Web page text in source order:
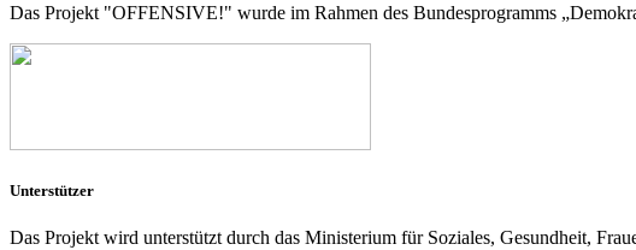
Das Projekt "OFFENSIVE!" wurde im Rahmen des Bundesprogramms
Unterstützer
Das Projekt wird unterstützt durch das Ministerium für Soziales, Gesundheit,